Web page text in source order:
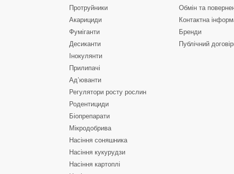
Протруйники
Акарициди
Фуміганти
Десиканти
Інокулянти
Прилипачі
Ад’юванти
Регулятори росту рослин
Родентициди
Біопрепарати
Мікродобрива
Насіння соняшника
Насіння кукурудзи
Насіння картоплі
Обмін та
Контактна
Бренди
Публічний